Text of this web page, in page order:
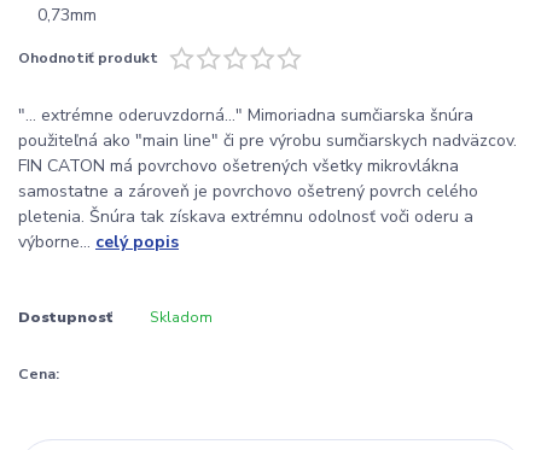
Ohodnotiť produkt
"... extrémne oderuvzdorná..." Mimoriadna sumčiarska šnúra
použiteľná ako "main line" či pre výrobu sumčiarskych nadväzcov.
FIN CATON má povrchovo ošetrených všetky mikrovlákna
samostatne a zároveň je povrchovo ošetrený povrch celého
pletenia. Šnúra tak získava extrémnu odolnosť voči oderu a
výborne... celý popis
Dostupnosť Skladom
Cena: